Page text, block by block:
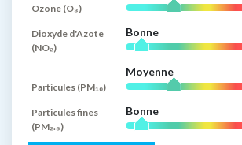
de
l'air
par
Ozone (O₃)
Dioxyde d'Azote
(NO₂)
Bonne
Particules (PM₁₀)
Moyenne
Particules fines
(PM₂.₅)
Bonne